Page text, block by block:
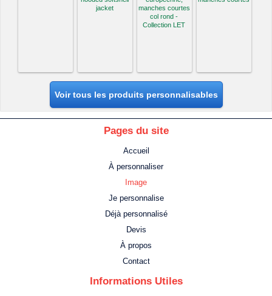
jacket
manches courtes
col rond -
Collection LET
Voir tous les produits personnalisables
Pages du site
Accueil
À personnaliser
Image
Je personnalise
Déjà personnalisé
Devis
À propos
Contact
Informations Utiles